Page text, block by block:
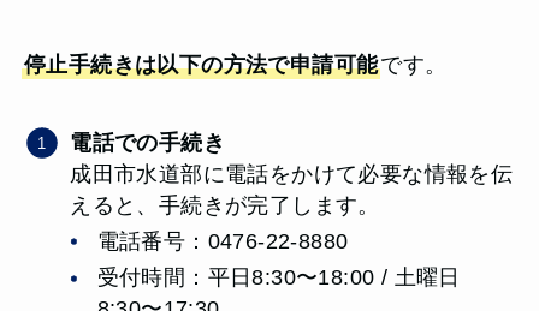
停止手続きは以下の方法で申請可能です。
電話での手続き
成田市水道部に電話をかけて必要な情報を伝
えると、手続きが完了します。
電話番号：0476-22-8880
受付時間：平日8:30〜18:00 / 土曜日